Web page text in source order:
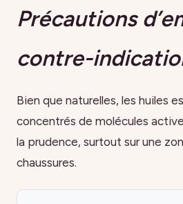
Précautions
contre-
Bien que naturelles, les huiles
concentrés de molécules
la prudence, surtout sur une
chaussures.